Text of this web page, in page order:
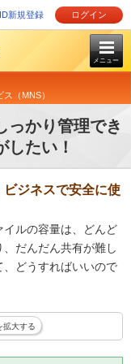
新規登録 ログイン
メニュー
（MNS）
っかり管理でき
したい！
ビジネスで安全に使
ルの容量は、どんど
だんだん共有が難し
、どうすればいいので
拡大する